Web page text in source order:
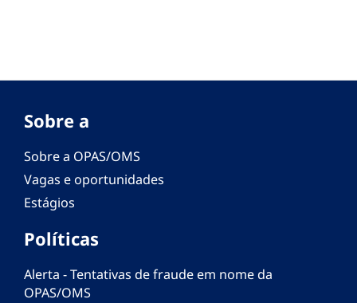
Sobre a
Sobre a OPAS/OMS
Vagas e oportunidades
Estágios
Políticas
Alerta - Tentativas de fraude em nome da
OPAS/OMS